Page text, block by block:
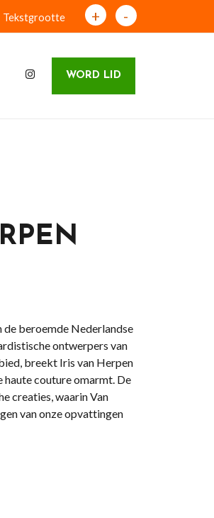
Tekstgrootte + -
WORD LID
beroemde Nederlandse
ontwerpers van
breekt Iris van Herpen
couture omarmt. De
creaties, waarin Van
van onze opvattingen